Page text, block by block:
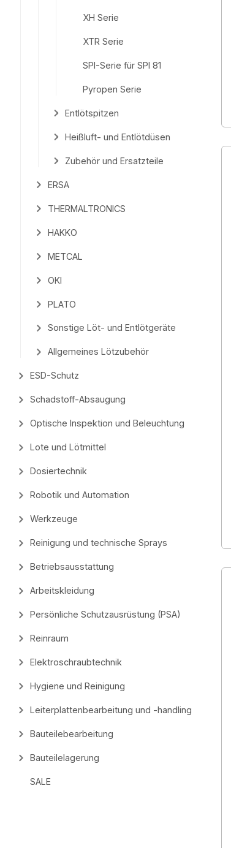
XH Serie
XTR Serie
SPI-Serie für SPI 81
Pyropen Serie
Entlötspitzen
Heißluft- und Entlötdüsen
Zubehör und Ersatzteile
ERSA
THERMALTRONICS
HAKKO
METCAL
OKI
PLATO
Sonstige Löt- und Entlötgeräte
Allgemeines Lötzubehör
ESD-Schutz
Schadstoff-Absaugung
Optische Inspektion und Beleuchtung
Lote und Lötmittel
Dosiertechnik
Robotik und Automation
Werkzeuge
Reinigung und technische Sprays
Betriebsausstattung
Arbeitskleidung
Persönliche Schutzausrüstung (PSA)
Reinraum
Elektroschraubtechnik
Hygiene und Reinigung
Leiterplattenbearbeitung und -handling
Bauteilebearbeitung
Bauteilelagerung
SALE